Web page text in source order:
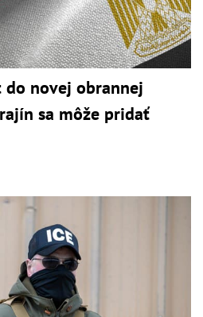
do novej obrannej
sa môže pridať